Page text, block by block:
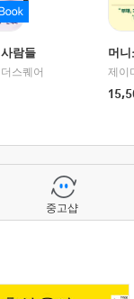
람들
더스퀘어
머
중고샵